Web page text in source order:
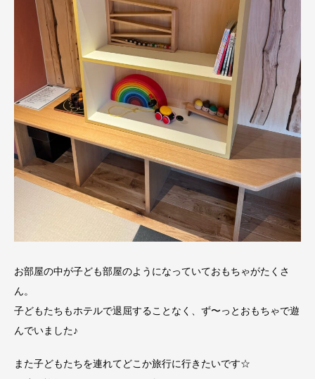
お部屋の中が子ども部屋のようになっていておもちゃがたくさ
ん。
子どもたちもホテルで退屈することなく、ず〜っとおもちゃで遊
んでいました♪
また子どもたちを連れてどこか旅行に行きたいです☆